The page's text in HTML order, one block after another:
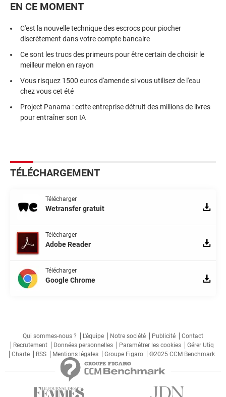
EN CE MOMENT
C'est la nouvelle technique des escrocs pour piocher
discrètement dans votre compte bancaire
Ce sont les trucs des primeurs pour être certain de choisir le
meilleur melon en rayon
Vous risquez 1500 euros d'amende si vous utilisez de l'eau
chez vous cet été
Project Panama : cette entreprise détruit des millions de livres
pour entraîner son IA
TÉLÉCHARGEMENT
Télécharger
Wetransfer gratuit
Télécharger
Adobe Reader
Télécharger
Google Chrome
Qui sommes-nous ? L'équipe Notre société Publicité
Contact
Recrutement
Données personnelles Paramétrer les cookies
Gérer Utiq
Charte
RSS Mentions légales Groupe Figaro ©2025 CCM Benchmark